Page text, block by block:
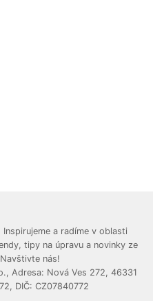
a radíme v oblasti
tipy na úpravu a novinky ze
nás!
Adresa: Nová Ves 272, 46331
DIČ: CZ07840772